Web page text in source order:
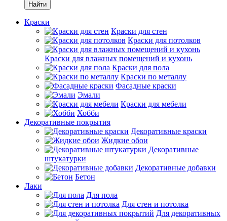
Найти
Краски
Краски для стен
Краски для потолков
Краски для влажных помещений и кухонь
Краски для пола
Краски по металлу
Фасадные краски
Эмали
Краски для мебели
Хобби
Декоративные покрытия
Декоративные краски
Жидкие обои
Декоративные
штукатурки
Декоративные добавки
Бетон
Лаки
Для пола
Для стен и потолка
Для декоративных